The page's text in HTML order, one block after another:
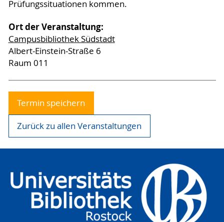
Prüfungssituationen kommen.
Ort der Veranstaltung:
Campusbibliothek Südstadt
Albert-Einstein-Straße 6
Raum 011
Termin speichern
Zurück zu allen Veranstaltungen